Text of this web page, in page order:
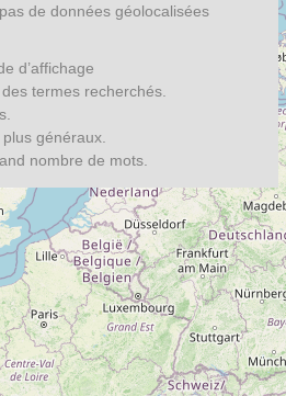
de données géolocalisées
d’affichage
termes recherchés.
généraux.
nombre de mots.